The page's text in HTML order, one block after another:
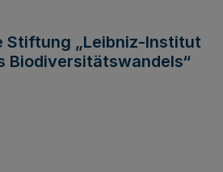
Stiftung „Leibniz-Institut
Biodiversitätswandels“